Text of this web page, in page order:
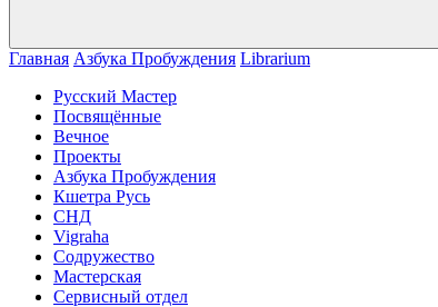
Главная Азбука Пробуждения Librarium
Русский Мастер
Посвящённые
Вечное
Проекты
Азбука Пробуждения
Кшетра Русь
СНД
Vigraha
Содружество
Мастерская
Сервисный отдел